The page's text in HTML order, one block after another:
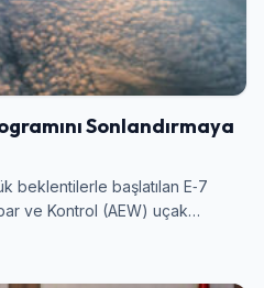
Sonlandırmaya
beklentilerle başlatılan E‑7
ve Kontrol (AEW) uçak…